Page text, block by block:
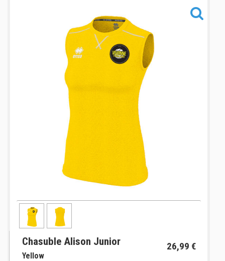
Sacs
Informations
Chasuble Alison Junior 26,99 €
Yellow